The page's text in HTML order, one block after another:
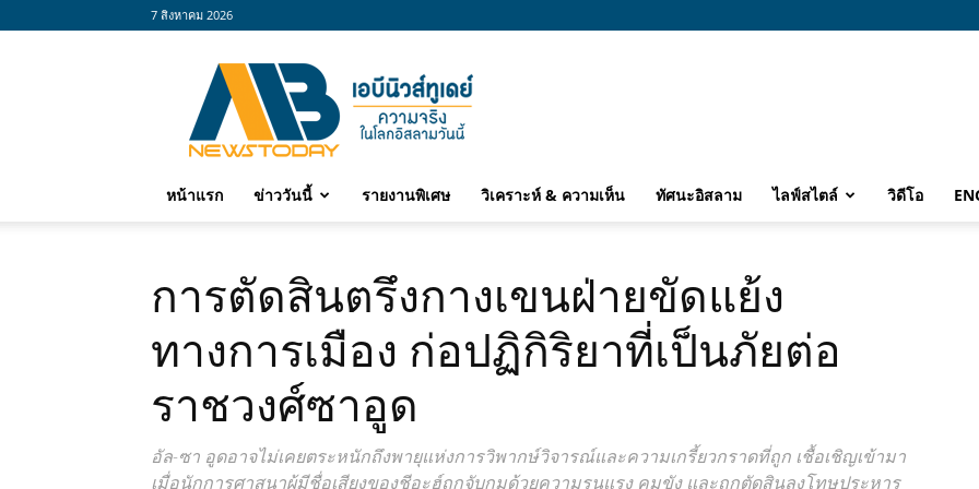
7 สิงหาคม 2026
abnewstoday
หน้าแรก ข่าววันนี้ รายงานพิเศษ วิเคราะห์ & ความเห็น ทัศนะอิสลาม ไลฟ์สไตล์ วิดีโอ
การตัดสินตรึงกางเขนฝ่ายขัดแย้ง
ทางการเมือง ก่อปฏิกิริยาที่เป็นภัยต่อ
ราชวงศ์ซาอูด
อัล-ซา อูดอาจไม่เคยตระหนักถึงพายุแห่งการวิพากษ์วิจารณ์และความเกรี้ยวกราดที่ถูก เชื้อเชิญเข้ามา
เมื่อนักการศาสนาผู้มีชื่อเสียงของชีอะฮ์ถูกจับกุมด้วยความรุนแรง คุมขัง และถูกตัดสินลงโทษประหาร